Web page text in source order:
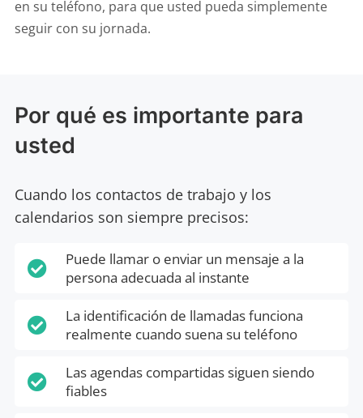
en su teléfono, para que usted pueda simplemente
seguir con su jornada.
Por qué es importante para
usted
Cuando los contactos de trabajo y los
calendarios son siempre precisos:

Puede llamar o enviar un mensaje a la
persona adecuada al instante

La identificación de llamadas funciona
realmente cuando suena su teléfono

Las agendas compartidas siguen siendo
fiables